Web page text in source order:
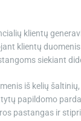
klientų
klientų
siekiant
iš kelių
papildomo
pastangas ir